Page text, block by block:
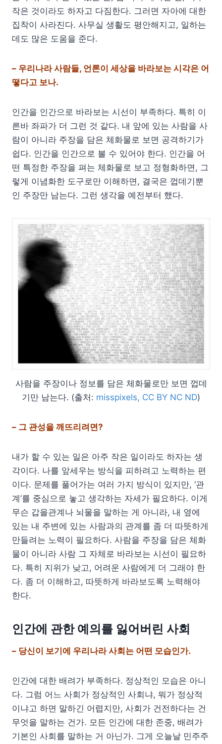
작은 것이라도 하자고 다짐한다. 그러면 자아에 대한
집착이 사라진다. 사무실 생활도 평안해지고, 일하는
데도 많은 도움을 준다.
– 우리나라 사람들, 언론이 세상을 바라보는 시각은 어
떻다고 보나.
인간을 인간으로 바라보는 시선이 부족하다. 특히 이
른바 좌파가 더 그런 것 같다. 내 앞에 있는 사람을 사
람이 아니라 주장을 담은 체화물로 보면 공격하기가
쉽다. 인간을 인간으로 볼 수 있어야 한다. 인간을 어
떤 특정한 주장을 펴는 체화물로 보고 정형화하면, 그
렇게 이념화한 도구로만 이해하면, 결국은 껍데기뿐
인 주장만 남는다. 그런 생각을 예전부터 했다.
사람을 주장이나 정보를 담은 체화물로만 보면 껍데
기만 남는다. (출처: misspixels, CC BY NC ND)
– 그 관성을 깨뜨리려면?
내가 할 수 있는 일은 아주 작은 일이라도 하자는 생
각이다. 나를 앞세우는 방식을 피하려고 노력하는 편
이다. 문제를 풀어가는 여러 가지 방식이 있지만, ‘관
계’를 중심으로 놓고 생각하는 자세가 필요하다. 이게
무슨 갑을관계나 뇌물을 말하는 게 아니라, 내 옆에
있는 내 주변에 있는 사람과의 관계를 좀 더 따뜻하게
만들려는 노력이 필요하다. 사람을 주장을 담은 체화
물이 아니라 사람 그 자체로 바라보는 시선이 필요하
다. 특히 지위가 낮고, 어려운 사람에게 더 그래야 한
다. 좀 더 이해하고, 따뜻하게 바라보도록 노력해야
한다.
인간에 관한 예의를 잃어버린 사회
– 당신이 보기에 우리나라 사회는 어떤 모습인가.
인간에 대한 배려가 부족하다. 정상적인 모습은 아니
다. 그럼 어느 사회가 정상적인 사회냐, 뭐가 정상적
이냐고 하면 말하긴 어렵지만, 사회가 건전하다는 건
무엇을 말하는 건가. 모든 인간에 대한 존중, 배려가
기본인 사회를 말하는 거 아닌가. 그게 오늘날 민주주